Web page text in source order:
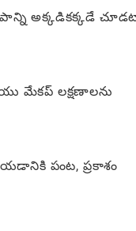
అక్కడికక్కడే
మేకప్ లక్షణాలను
పంట, ప్రకాశం